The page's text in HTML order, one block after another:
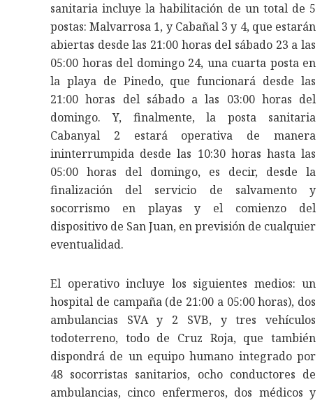
sanitaria incluye la habilitación de un total de 5
postas: Malvarrosa 1, y Cabañal 3 y 4, que estarán
abiertas desde las 21:00 horas del sábado 23 a las
05:00 horas del domingo 24, una cuarta posta en
la playa de Pinedo, que funcionará desde las
21:00 horas del sábado a las 03:00 horas del
domingo. Y, finalmente, la posta sanitaria
Cabanyal 2 estará operativa de manera
ininterrumpida desde las 10:30 horas hasta las
05:00 horas del domingo, es decir, desde la
finalización del servicio de salvamento y
socorrismo en playas y el comienzo del
dispositivo de San Juan, en previsión de cualquier
eventualidad.
El operativo incluye los siguientes medios: un
hospital de campaña (de 21:00 a 05:00 horas), dos
ambulancias SVA y 2 SVB, y tres vehículos
todoterreno, todo de Cruz Roja, que también
dispondrá de un equipo humano integrado por
48 socorristas sanitarios, ocho conductores de
ambulancias, cinco enfermeros, dos médicos y